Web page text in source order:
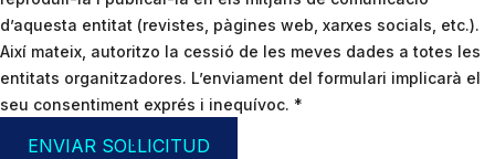
d’aquesta entitat (revistes, pàgines web, xarxes socials, etc.).
Així mateix, autoritzo la cessió de les meves dades a totes les
entitats organitzadores. L’enviament del formulari implicarà el
seu consentiment exprés i inequívoc. *
ENVIAR SOL·LICITUD